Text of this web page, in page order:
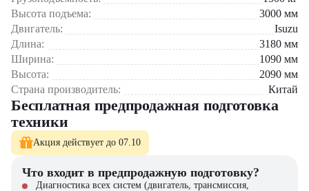
Промышленные и производственные предприятия
Торговые и распределительные центры
Строительные площадки
Фермерские и сельскохозяйственные объекты
Почему стоит выбрать TRF D15-3i?
Дизельный вилочный погрузчик TRF D15-3i сочетает
компактность с высокой производительностью
Идеален для интенсивной работы в условиях ограниченного
Минимальные затраты на топливо и обслуживание
Долговечность конструкции и надежность сборки
Высота подъема:
3000 мм
Двигатель:
Isuzu
Длина:
3180 мм
Ширина:
1090 мм
Высота:
2090 мм
Страна производитель:
Китай
Бесплатная предпродажная подготовка
техники
Акция действует до 07.10
Что входит в предпродажную подготовку?
Диагностика всех систем (двигатель, трансмиссия,